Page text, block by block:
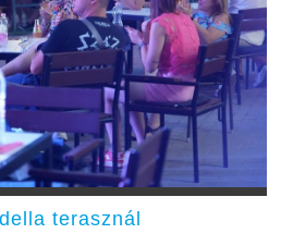
terasznál